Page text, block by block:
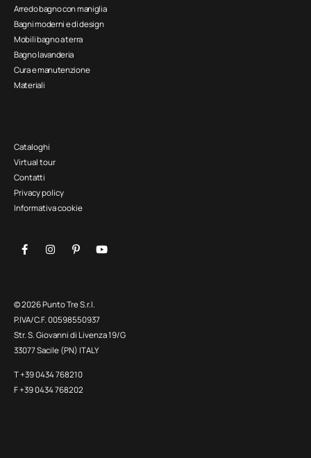
Arredo bagno con maniglia
Bagni moderni e di design
Mobili bagno a terra
Bagno lavanderia
Cura e manutenzione
Materiali
Cataloghi
Virtual tour
Contatti
Privacy policy
Informativa cookie
© 2026 Punto Tre S.r.l.
P.IVA/C.F. 00598550937
Str. S. Giovanni di Livenza 19/G
33077 Sacile (PN) ITALY
T +39 0434 768210
F +39 0434 768202